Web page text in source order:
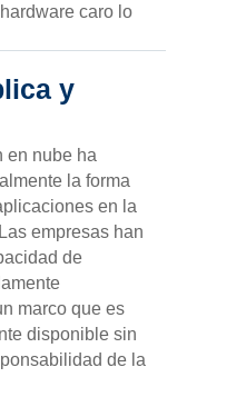
caro lo
y
en nube ha
la forma
en la
empresas han
de
marco que es
disponible sin
de la